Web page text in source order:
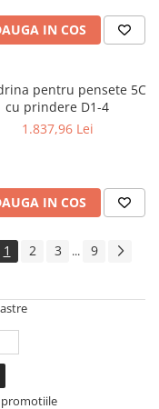
IN COS
pentru pensete 5C
cu prindere D1-4
1.837,96 Lei
IN COS
1 2 3 ... 9
promotiile